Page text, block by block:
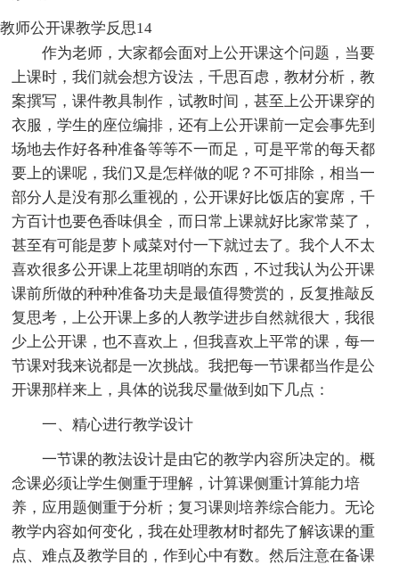
教师公开课教学反思14
作为老师，大家都会面对上公开课这个问题，当要
上课时，我们就会想方设法，千思百虑，教材分析，教
案撰写，课件教具制作，试教时间，甚至上公开课穿的
衣服，学生的座位编排，还有上公开课前一定会事先到
场地去作好各种准备等等不一而足，可是平常的每天都
要上的课呢，我们又是怎样做的呢？不可排除，相当一
部分人是没有那么重视的，公开课好比饭店的宴席，千
方百计也要色香味俱全，而日常上课就好比家常菜了，
甚至有可能是萝卜咸菜对付一下就过去了。我个人不太
喜欢很多公开课上花里胡哨的东西，不过我认为公开课
课前所做的种种准备功夫是最值得赞赏的，反复推敲反
复思考，上公开课上多的人教学进步自然就很大，我很
少上公开课，也不喜欢上，但我喜欢上平常的课，每一
节课对我来说都是一次挑战。我把每一节课都当作是公
开课那样来上，具体的说我尽量做到如下几点：
一、精心进行教学设计
一节课的教法设计是由它的教学内容所决定的。概
念课必须让学生侧重于理解，计算课侧重计算能力培
养，应用题侧重于分析；复习课则培养综合能力。无论
教学内容如何变化，我在处理教材时都先了解该课的重
点、难点及教学目的，作到心中有数。然后注意在备课